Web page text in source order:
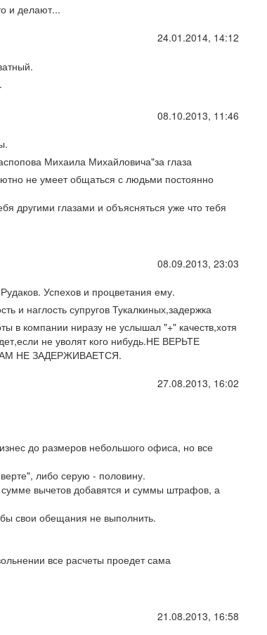
и делают...
24.01.2014, 14:12
08.10.2013, 11:46
Михаила Михайловича"за глаза
не умеет общаться с людьми постоянно
другими глазами и объясняться уже что тебя
08.09.2013, 23:03
Успехов и процветания ему.
и наглость супругов Тукалкиных,задержка
в компании ниразу не услышал "+" качеств,хотя
не уволят кого нибудь.НЕ ВЕРЬТЕ
НЕ ЗАДЕРЖИВАЕТСЯ.
27.08.2013, 16:02
до размеров небольшого офиса, но все
либо серую - половину.
сумме вычетов добавятся и суммы штрафов, а
свои обещания не выполнить.
все расчеты проедет сама
21.08.2013, 16:58